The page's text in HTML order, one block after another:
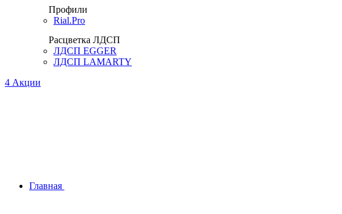
Профили
Rial.Pro
Расцветка ЛДСП
ЛДСП EGGER
ЛДСП LAMARTY
4 Акции
Главная